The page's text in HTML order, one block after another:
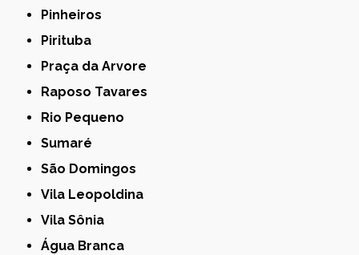
Pinheiros
Pirituba
Praça da Arvore
Raposo Tavares
Rio Pequeno
Sumaré
São Domingos
Vila Leopoldina
Vila Sônia
Água Branca